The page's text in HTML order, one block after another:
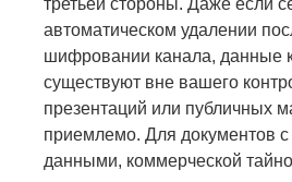
третьей стороны. Даже если
автоматическом удалении
шифровании канала, данные
существуют вне вашего
презентаций или публичных
приемлемо. Для документов
данными, коммерческой